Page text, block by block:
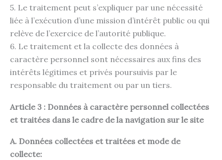
5. Le traitement peut s’expliquer par une nécessité
liée à l’exécution d’une mission d’intérêt public ou qui
relève de l’exercice de l’autorité publique.
6. Le traitement et la collecte des données à
caractère personnel sont nécessaires aux fins des
intérêts légitimes et privés poursuivis par le
responsable du traitement ou par un tiers.
Article 3 : Données à caractère personnel collectées
et traitées dans le cadre de la navigation sur le site
A. Données collectées et traitées et mode de
collecte: